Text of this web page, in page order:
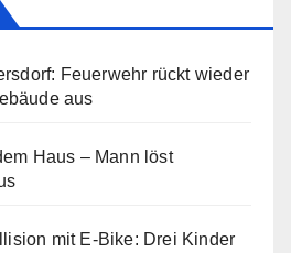
Feuerwehr rückt wieder
aus
Haus – Mann löst
mit E-Bike: Drei Kinder